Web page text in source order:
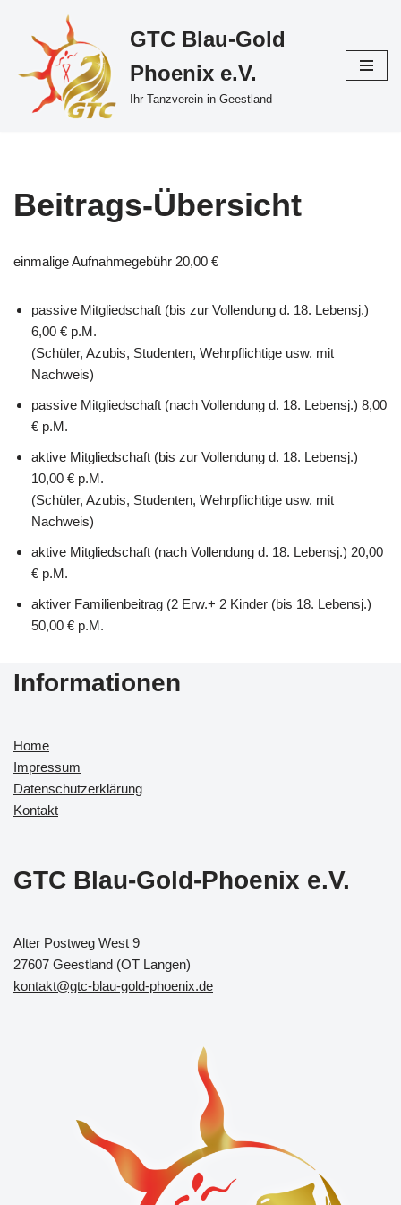
Zum
Inhalt
springen
GTC Blau-Gold
Phoenix e.V.
Ihr Tanzverein in Geestland
Beitrags-Übersicht
einmalige Aufnahmegebühr 20,00 €
passive Mitgliedschaft (bis zur Vollendung d. 18. Lebensj.)
6,00 € p.M.
(Schüler, Azubis, Studenten, Wehrpflichtige usw. mit
Nachweis)
passive Mitgliedschaft (nach Vollendung d. 18. Lebensj.) 8,00
€ p.M.
aktive Mitgliedschaft (bis zur Vollendung d. 18. Lebensj.)
10,00 € p.M.
(Schüler, Azubis, Studenten, Wehrpflichtige usw. mit
Nachweis)
aktive Mitgliedschaft (nach Vollendung d. 18. Lebensj.) 20,00
€ p.M.
aktiver Familienbeitrag (2 Erw.+ 2 Kinder (bis 18. Lebensj.)
50,00 € p.M.
Informationen
Home
Impressum
Datenschutzerklärung
Kontakt
GTC Blau-Gold-Phoenix e.V.
Alter Postweg West 9
27607 Geestland (OT Langen)
kontakt@gtc-blau-gold-phoenix.de